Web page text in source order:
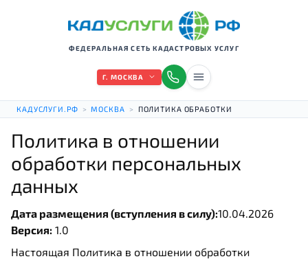
ФЕДЕРАЛЬНАЯ СЕТЬ КАДАСТРОВЫХ УСЛУГ
Г. МОСКВА
КАДУСЛУГИ.РФ > МОСКВА > ПОЛИТИКА ОБРАБОТКИ
Политика в отношении
обработки персональных
данных
Дата размещения (вступления в силу):10.04.2026
Версия: 1.0
Настоящая Политика в отношении обработки